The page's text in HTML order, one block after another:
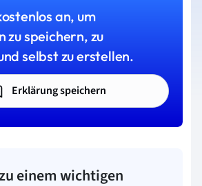
an, um
speichern, zu
selbst zu erstellen.
Erklärung speichern
einem wichtigen